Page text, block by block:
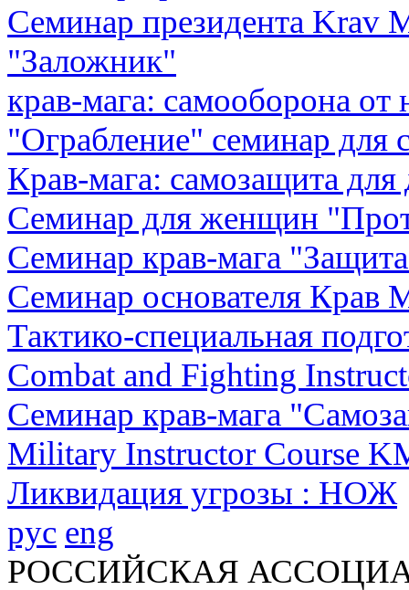
Семинар президента Krav
"Заложник"
крав-мага: самооборона
"Ограбление" семинар для
Крав-мага: самозащита для
Семинар для женщин
Семинар крав-мага
Семинар основателя Крав
Тактико-специальная
Combat and Fighting
Семинар крав-мага
Military Instructor Course
Ликвидация угрозы : НОЖ
рус eng
РОССИЙСКАЯ